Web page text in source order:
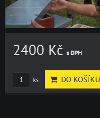
2400 Kč s DPH
ks DO KOŠÍKU